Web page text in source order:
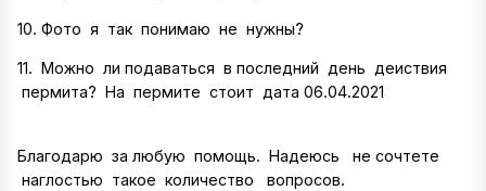
10. Фото я так понимаю не нужны?
11. Можно ли подаваться в последний день деиствия
пермита? На пермите стоит дата 06.04.2021
Благодарю за любую помощь. Надеюсь не сочтете
наглостью такое количество вопросов.